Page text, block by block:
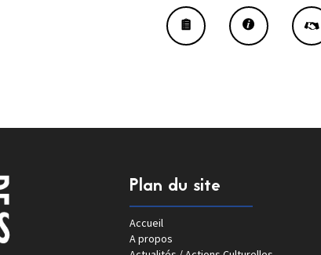
Plan du site
Accueil
A propos